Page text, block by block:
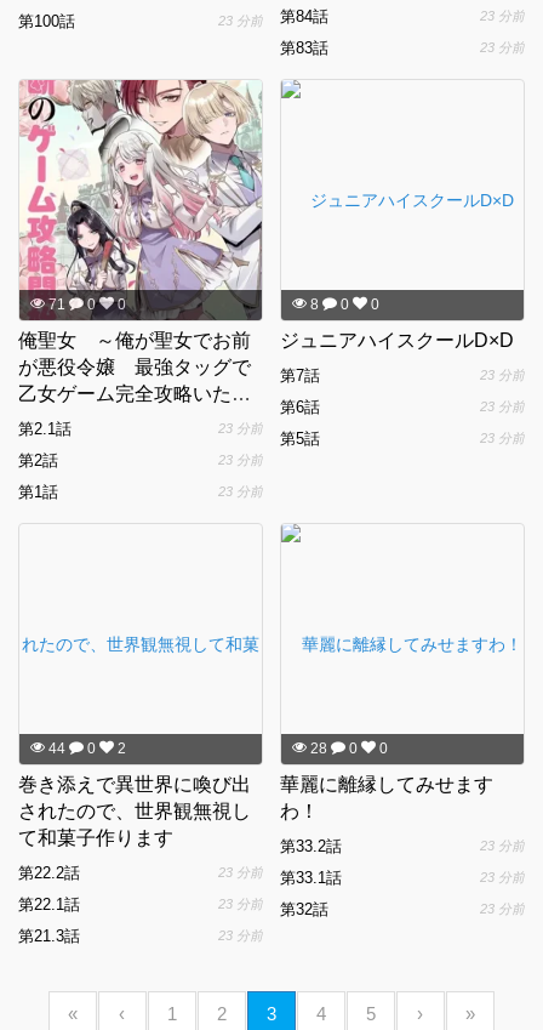
第100話 23 分前 第84話 23 分前
第83話 23 分前
71 0 0
俺聖女 ～俺が聖女でお前
が悪役令嬢 最強タッグで
乙女ゲーム完全攻略いたし
ますわ～
第2.1話 23 分前
第2話 23 分前
第1話 23 分前
8 0 0
ジュニアハイスクールD×D
第7話 23 分前
第6話 23 分前
第5話 23 分前
44 0 2
巻き添えで異世界に喚び出
されたので、世界観無視し
て和菓子作ります
第22.2話 23 分前
第22.1話 23 分前
第21.3話 23 分前
28 0 0
華麗に離縁してみせます
わ！
第33.2話 23 分前
第33.1話 23 分前
第32話 23 分前
« ‹ 1 2 3 4 5 › »